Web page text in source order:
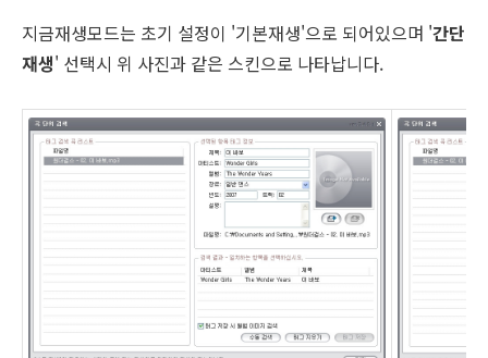
지금재생모드는 초기 설정이 '기본재생'으로 되어있으며 '간단
재생' 선택시 위 사진과 같은 스킨으로 나타납니다.